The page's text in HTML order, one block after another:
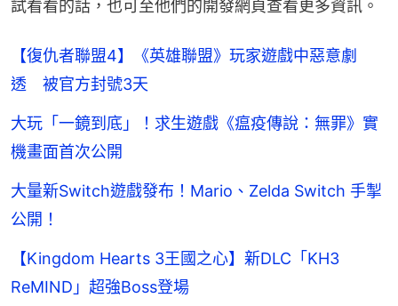
試看看的話，也可至他們的開發網頁查看更多資訊。
【復仇者聯盟4】《英雄聯盟》玩家遊戲中惡意劇
透 被官方封號3天
大玩「一鏡到底」！求生遊戲《瘟疫傳說：無罪》實
機畫面首次公開
大量新Switch遊戲發布！Mario、Zelda Switch 手掣
公開！
【Kingdom Hearts 3王國之心】新DLC「KH3
ReMIND」超強Boss登場